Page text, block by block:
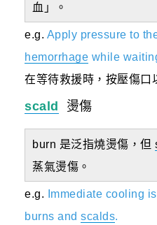
血」。
e.g. Apply pressure to
hemorrhage while
在等待救援時，按壓傷口
scald 燙傷
burn 是泛指燒燙傷，但
蒸氣燙傷。
e.g.
Immediate cooling
burns and scalds.